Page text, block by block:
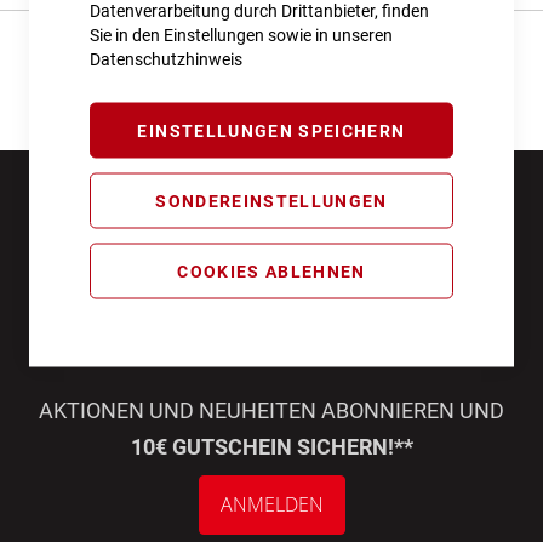
Datenverarbeitung durch Drittanbieter, finden
Sie in den Einstellungen sowie in unseren
Datenschutzhinweis
EINSTELLUNGEN SPEICHERN
SONDEREINSTELLUNGEN
COOKIES ABLEHNEN
AKTIONEN UND NEUHEITEN ABONNIEREN UND
10€ GUTSCHEIN SICHERN!**
ANMELDEN